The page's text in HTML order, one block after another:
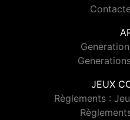
JEUX
Règlements :